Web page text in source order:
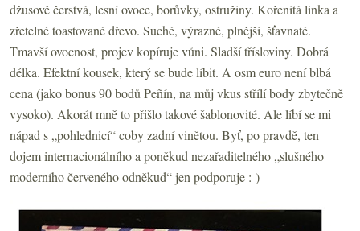
džusově čerstvá, lesní ovoce, borůvky, ostružiny. Kořenitá linka a
zřetelné toastované dřevo. Suché, výrazné, plnější, šťavnaté.
Tmavší ovocnost, projev kopíruje vůni. Sladší třísloviny. Dobrá
délka. Efektní kousek, který se bude líbit. A osm euro není blbá
cena (jako bonus 90 bodů Peñín, na můj vkus střílí body zbytečně
vysoko). Akorát mně to přišlo takové šablonovité. Ale líbí se mi
nápad s „pohlednicí“ coby zadní vinětou. Byť, po pravdě, ten
dojem internacionálního a poněkud nezařaditelného „slušného
moderního červeného odněkud“ jen podporuje :-)